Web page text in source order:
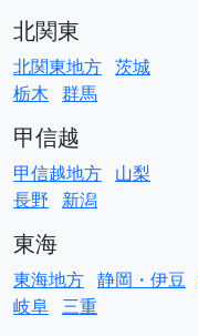
北関東
北関東地方 茨城
栃木 群馬
甲信越
甲信越地方 山梨
長野
新潟
東海
東海地方 静岡・伊豆
岐阜 三重